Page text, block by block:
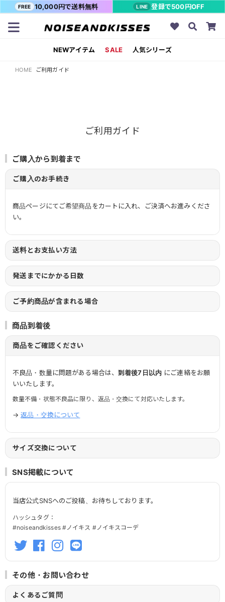
FREE 10,000円で送料無料 LINE 登録で500円OFF
NEWアイテム SALE 人気シリーズ
HOME ご利用ガイド
ご利用ガイド
ご購入から到着まで
ご購入のお手続き
商品ページにてご希望商品をカートに入れ、ご決済へお進みくださ
い。
送料とお支払い方法
発送までにかかる日数
ご予約商品が含まれる場合
商品到着後
商品をご確認ください
不良品・数量に問題がある場合は、到着後7日以内 にご連絡をお願
いいたします。
数量不備・状態不良品に限り、返品・交換にて対応いたします。
→返品・交換について
サイズ交換について
SNS掲載について
当店公式SNSへのご投稿、お待ちしております。
ハッシュタグ：
#noiseandkisses #ノイキス #ノイキスコーデ
その他・お問い合わせ
よくあるご質問